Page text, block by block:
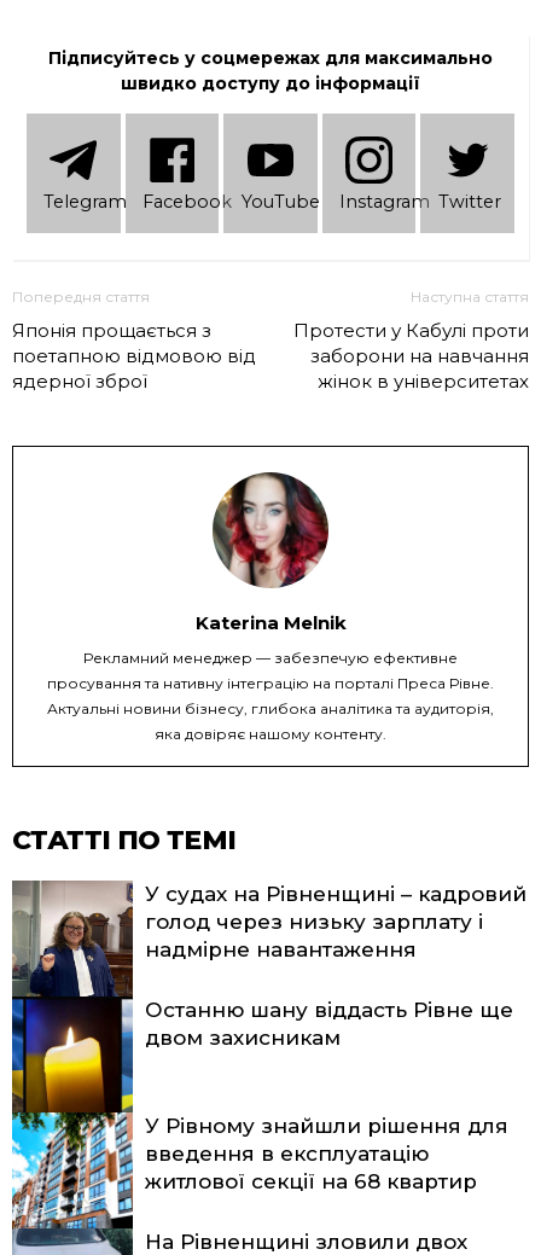
Підписуйтесь у соцмережах для максимально
швидко доступу до інформації
Telеgram Facebook YouTube Instagram Twitter
Попередня стаття
Японія прощається з
поетапною відмовою від
ядерної зброї
Наступна стаття
Протести у Кабулі проти
заборони на навчання
жінок в університетах
Katerina Melnik
Рекламний менеджер — забезпечую ефективне
просування та нативну інтеграцію на порталі Преса Рівне.
Актуальні новини бізнесу, глибока аналітика та аудиторія,
яка довіряє нашому контенту.
СТАТТІ ПО ТЕМІ
У судах на Рівненщині – кадровий
голод через низьку зарплату і
надмірне навантаження
Останню шану віддасть Рівне ще
двом захисникам
У Рівному знайшли рішення для
введення в експлуатацію
житлової секції на 68 квартир
На Рівненщині зловили двох